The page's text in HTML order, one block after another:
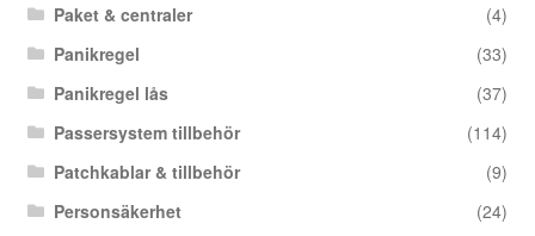
Paket & centraler
(4)
Panikregel
(33)
Panikregel lås
(37)
Passersystem tillbehör
(114)
Patchkablar & tillbehör
(9)
Personsäkerhet
(24)